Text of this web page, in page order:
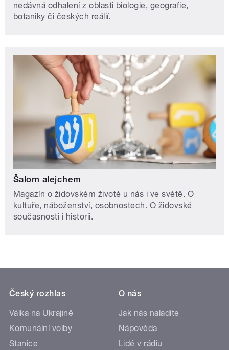
nedávná odhalení z oblasti biologie, geografie,
botaniky či českých reálií.
Šalom alejchem
Magazín o židovském životě u nás i ve světě. O
kultuře, náboženství, osobnostech. O židovské
současnosti i historii.
Český rozhlas
Válka na Ukrajině
Komunální volby
Stanice
O nás
Jak nás naladíte
Nápověda
Lidé v rádiu